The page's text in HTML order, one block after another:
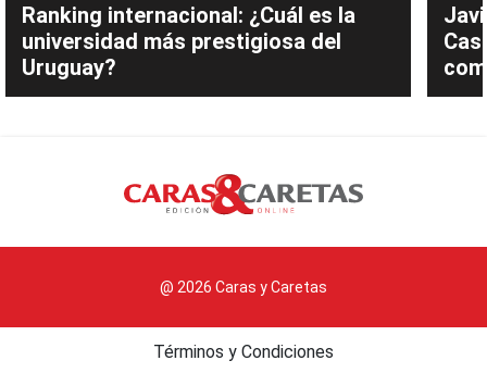
Ranking internacional: ¿Cuál es la
universidad más prestigiosa del
Uruguay?
@ 2026 Caras y Caretas
Términos y Condiciones